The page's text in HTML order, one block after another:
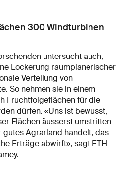
300 Windturbinen
untersucht auch,
Lockerung raumplanerischer
Verteilung von
So nehmen sie in einem
Fruchtfolgeflächen für die
dürfen. «Uns ist bewusst,
Flächen äusserst umstritten
gutes Agrarland handelt, das
Erträge abwirft», sagt ETH-